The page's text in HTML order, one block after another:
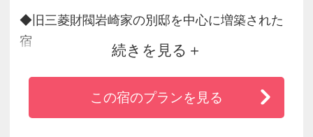
◆旧三菱財閥岩崎家の別邸を中心に増築された
宿
◆四季折々に華やぐ三千坪の庭園はまるで桃源
郷のよう
◆豊かないで湯に恵まれ静閑の時を刻みます
続きを見る
この宿のプランを見る